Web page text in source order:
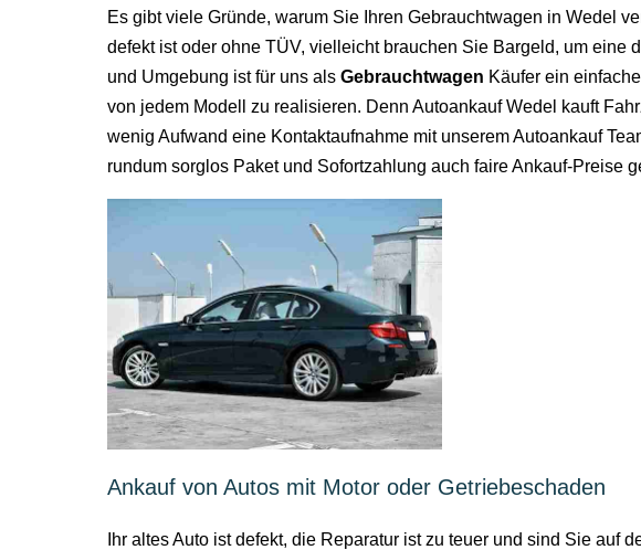
Es gibt viele Gründe, warum Sie Ihren Gebrauchtwagen in Wedel
defekt ist oder ohne TÜV, vielleicht brauchen Sie Bargeld, um eine
und Umgebung ist für uns als Gebrauchtwagen Käufer ein
von jedem Modell zu realisieren. Denn Autoankauf Wedel kauft
wenig Aufwand eine Kontaktaufnahme mit unserem Autoankauf
rundum sorglos Paket und Sofortzahlung auch faire Ankauf-Preise
Ankauf von Autos mit Motor oder Getriebeschaden
Ihr altes Auto ist defekt, die Reparatur ist zu teuer und sind Sie